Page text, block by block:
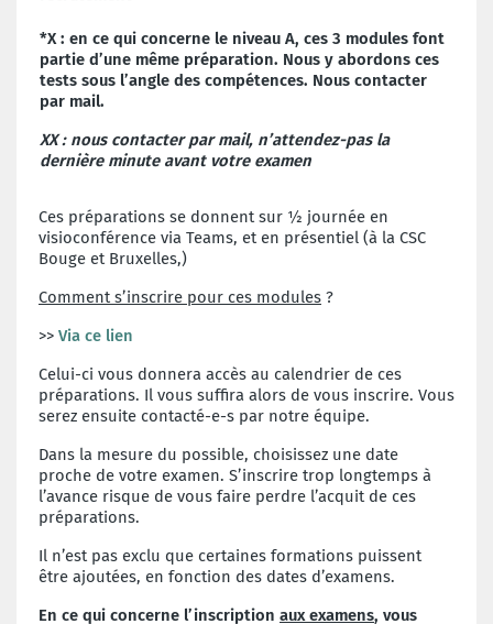
*X : en ce qui concerne le niveau A, ces 3 modules font
partie d’une même préparation. Nous y abordons ces
tests sous l’angle des compétences. Nous contacter
par mail.
XX : nous contacter par mail, n’attendez-pas la
dernière minute avant votre examen
Ces préparations se donnent sur ½ journée en
visioconférence via Teams, et en présentiel (à la CSC
Bouge et Bruxelles,)
Comment s’inscrire pour ces modules ?
>> Via ce lien
Celui-ci vous donnera accès au calendrier de ces
préparations. Il vous suffira alors de vous inscrire. Vous
serez ensuite contacté-e-s par notre équipe.
Dans la mesure du possible, choisissez une date
proche de votre examen. S’inscrire trop longtemps à
l’avance risque de vous faire perdre l’acquit de ces
préparations.
Il n’est pas exclu que certaines formations puissent
être ajoutées, en fonction des dates d’examens.
En ce qui concerne l’inscription aux examens, vous